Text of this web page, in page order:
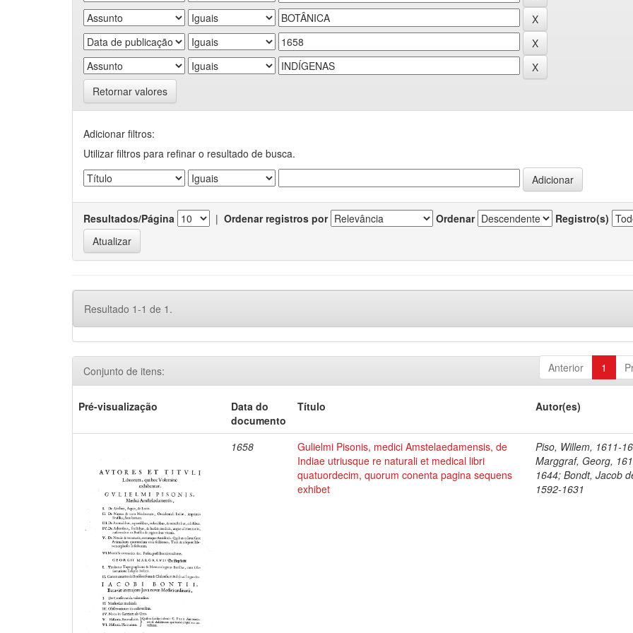
Retornar valores
Adicionar filtros:
Utilizar filtros para refinar o resultado de busca.
Resultados/Página | Ordenar registros por Ordenar Registro(s)
Resultado 1-1 de 1.
Anterior 1
Conjunto de itens:
Pré-visualização
Data do
documento
Título Autor(es)
1658
Gulielmi Pisonis, medici Amstelaedamensis, de
Indiae utriusque re naturali et medical libri
quatuordecim, quorum conenta pagina sequens
exhibet
Piso, Willem, 1611-
Marggraf, Georg,
1644; Bondt, Jacob
1592-1631